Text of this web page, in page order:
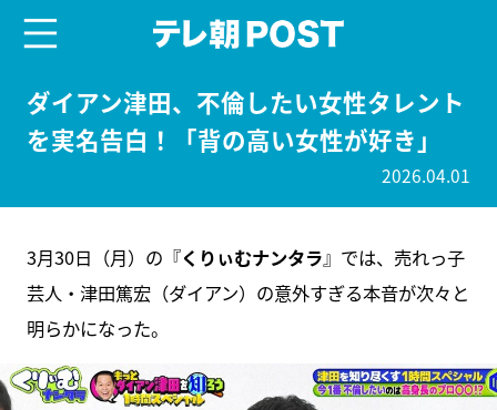
ダイアン津田、不倫したい女性タレント
を実名告白！「背の高い女性が好き」
2026.04.01
3月30日（月）の『くりぃむナンタラ』では、売れっ子
芸人・津田篤宏（ダイアン）の意外すぎる本音が次々と
明らかになった。